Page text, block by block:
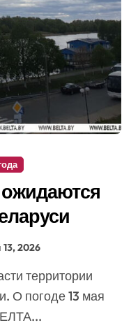
2026
О погоде 13 мая